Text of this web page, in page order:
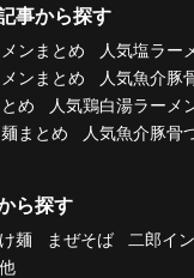
事から探す
ンまとめ 人気塩ラー
ンまとめ
人気魚介豚
め
人気鶏白湯ラーメ
まとめ
人気魚介豚骨
ら探す
麺 まぜそば 二郎イ